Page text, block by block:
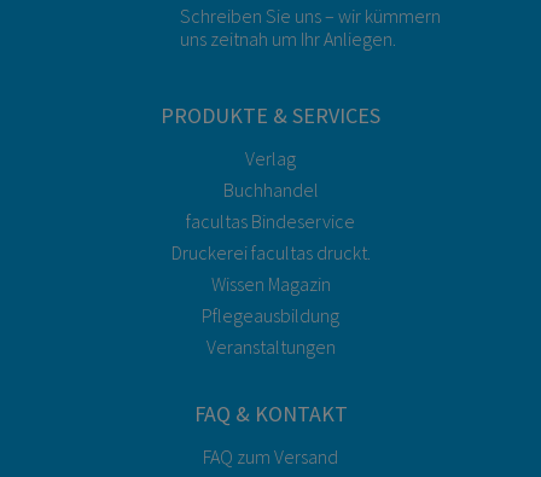
Schreiben Sie uns – wir kümmern
uns zeitnah um Ihr Anliegen.
PRODUKTE & SERVICES
Verlag
Buchhandel
facultas Bindeservice
Druckerei facultas druckt.
Wissen Magazin
Pflegeausbildung
Veranstaltungen
FAQ & KONTAKT
FAQ zum Versand